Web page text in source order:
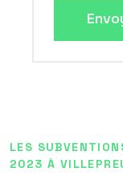
LES
2023 À